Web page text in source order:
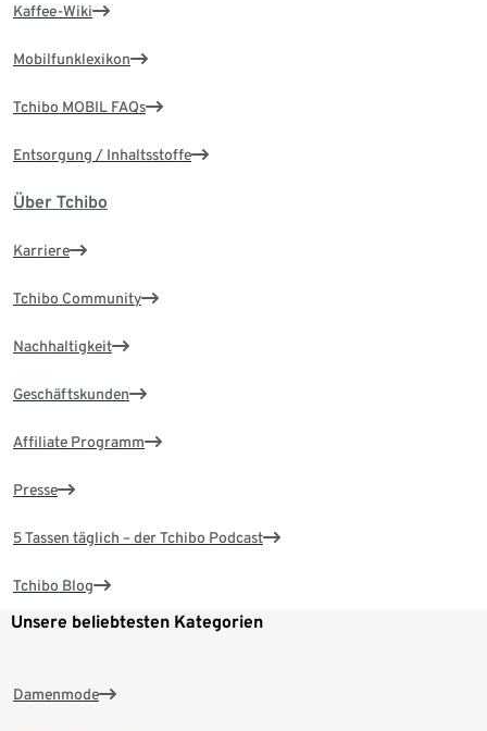
Kaffee-Wiki
Mobilfunklexikon
Tchibo MOBIL FAQs
Entsorgung / Inhaltsstoffe
Über Tchibo
Karriere
Tchibo Community
Nachhaltigkeit
Geschäftskunden
Affiliate Programm
Presse
5 Tassen täglich – der Tchibo Podcast
Tchibo Blog
Unsere beliebtesten Kategorien
Damenmode